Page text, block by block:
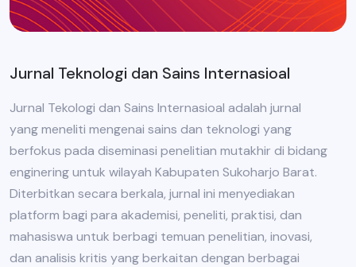
Jurnal Teknologi dan Sains Internasioal
Jurnal Tekologi dan Sains Internasioal adalah jurnal
yang meneliti mengenai sains dan teknologi yang
berfokus pada diseminasi penelitian mutakhir di bidang
enginering untuk wilayah Kabupaten Sukoharjo Barat.
Diterbitkan secara berkala, jurnal ini menyediakan
platform bagi para akademisi, peneliti, praktisi, dan
mahasiswa untuk berbagi temuan penelitian, inovasi,
dan analisis kritis yang berkaitan dengan berbagai